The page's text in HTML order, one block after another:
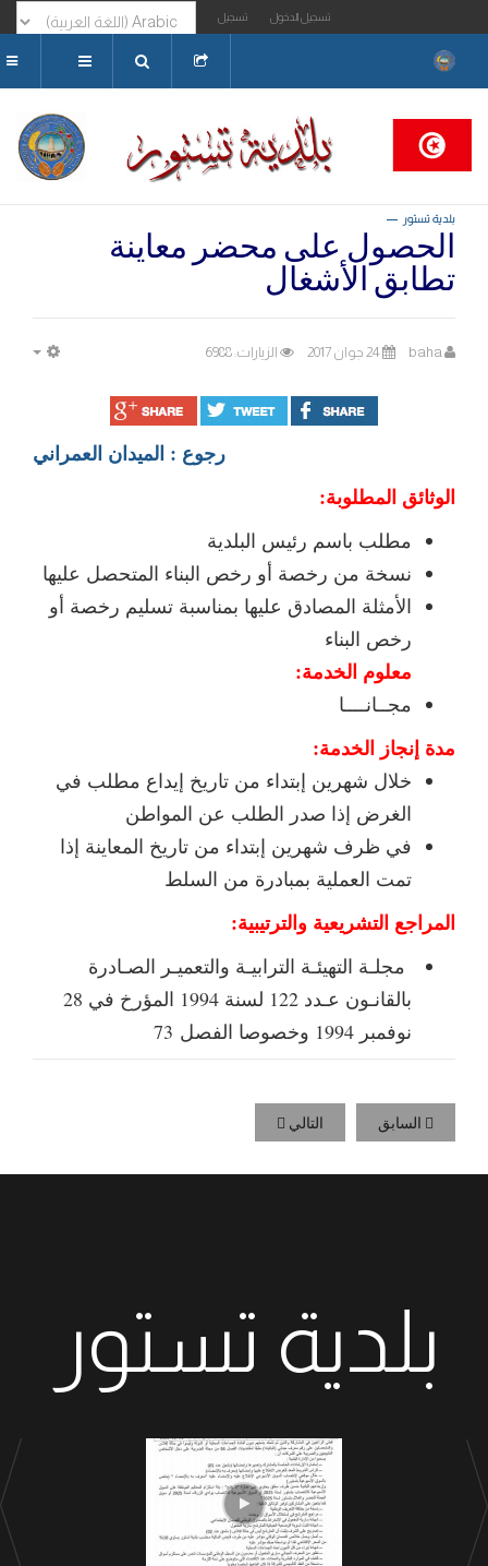
تسجيل الدخول تسجيل
البحث...
بلدية تستور
الحصول على محضر معاينة
تطابق الأشغال
baha 24 جوان 2017 الزيارات: 6988
رجوع : الميدان العمراني
الوثائق المطلوبة:
مطلب باسم رئيس البلدية
نسخة من رخصة أو رخص البناء المتحصل عليها
الأمثلة المصادق عليها بمناسبة تسليم رخصة أو
رخص البناء
معلوم الخدمة:
مجــانــــا
مدة إنجاز الخدمة:
خلال شهرين إبتداء من تاريخ إيداع مطلب في
الغرض إذا صدر الطلب عن المواطن
في ظرف شهرين إبتداء من تاريخ المعاينة إذا
تمت العملية بمبادرة من السلط
المراجع التشريعية والترتيبية:
مجلـة التهيئـة الترابيـة والتعميـر الصـادرة
بالقانـون عـدد 122 لسنة 1994 المؤرخ في 28
نوفمبر 1994 وخصوصا الفصل 73
السابق التالي
بلدية تستور